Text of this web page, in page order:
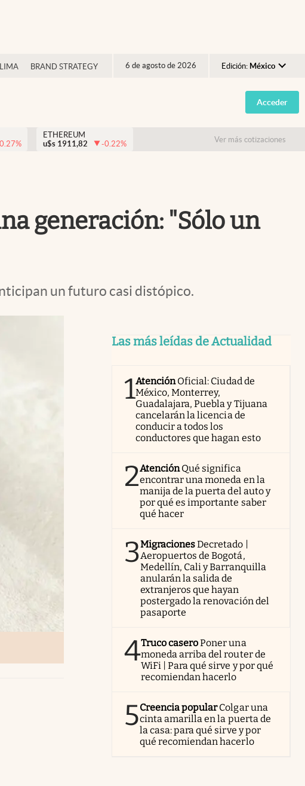
BRAND STRATEGY 6 de agosto de 2026 Edición: México
Argentina
España
USA
Acceder
%
ETHEREUM
u$s 1911,82 -0.22% Ver más cotizaciones
generación: "Sólo un
un futuro casi distópico.
Las más leídas de Actualidad
1AtenciónOficial: Ciudad de
México, Monterrey,
Guadalajara, Puebla y Tijuana
cancelarán la licencia de
conducir a todos los
conductores que hagan esto
2AtenciónQué significa
encontrar una moneda en la
manija de la puerta del auto y
por qué es importante saber
qué hacer
3MigracionesDecretado |
Aeropuertos de Bogotá,
Medellín, Cali y Barranquilla
anularán la salida de
extranjeros que hayan
postergado la renovación del
pasaporte
4Truco caseroPoner una
moneda arriba del router de
WiFi | Para qué sirve y por qué
recomiendan hacerlo
5Creencia popularColgar una
cinta amarilla en la puerta de
la casa: para qué sirve y por
qué recomiendan hacerlo